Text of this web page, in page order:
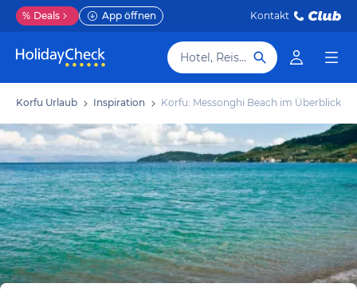
% Deals App öffnen Kontakt
Hotel, Reiseziel
Korfu Urlaub Inspiration Korfu: Messonghi Beach im Überblick